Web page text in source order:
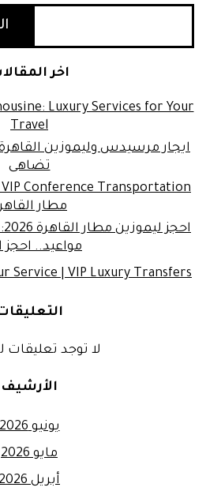
اخر المقالات
Luxury Services for
Travel
مرسيدس وليموزين القاهرة :
تضاهى
مطار القاهرة
احجز
مواعيد.. احجز
Service | VIP Luxury
التعليقات
لا توجد تعليقات
الأرشيف
يونيو 2026
مايو 2026
أبريل 2026